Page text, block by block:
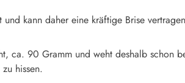
und kann daher eine kräftige Brise
ca. 90 Gramm und weht deshalb schon
hissen.